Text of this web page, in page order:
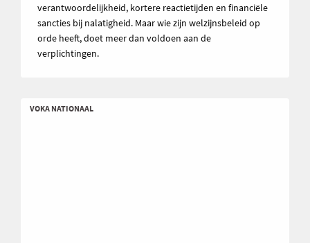
verantwoordelijkheid, kortere reactietijden en financiële
sancties bij nalatigheid. Maar wie zijn welzijnsbeleid op
orde heeft, doet meer dan voldoen aan de
verplichtingen.
VOKA NATIONAAL